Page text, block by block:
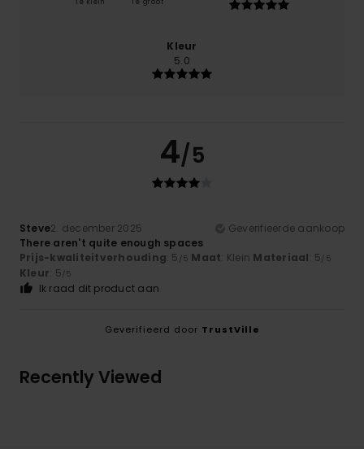
Te klein Te groot
Kleur
5.0
4/5
Steve2. december 2025
Geverifieerde aankoop
There aren't quite enough spaces
Prijs-kwaliteitverhouding: 5 /5 Maat: Klein Materiaal: 5/5
Kleur: 5/5
Ik raad dit product aan
Geverifieerd door TrustVille
Recently Viewed